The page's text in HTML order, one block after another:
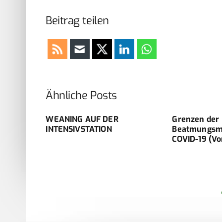
Beitrag teilen
Ähnliche Posts
WEANING AUF DER
INTENSIVSTATION
Grenzen der
COVID-19